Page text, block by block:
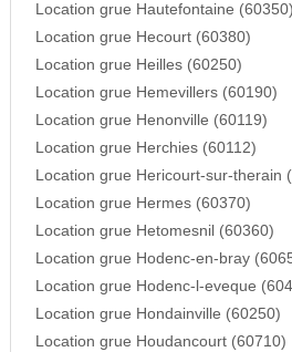
Location grue Hautefontaine (60350)
Location grue Hecourt (60380)
Location grue Heilles (60250)
Location grue Hemevillers (60190)
Location grue Henonville (60119)
Location grue Herchies (60112)
Location grue Hericourt-sur-therain
Location grue Hermes (60370)
Location grue Hetomesnil (60360)
Location grue Hodenc-en-bray
Location grue Hodenc-l-eveque
Location grue Hondainville (60250)
Location grue Houdancourt (60710)